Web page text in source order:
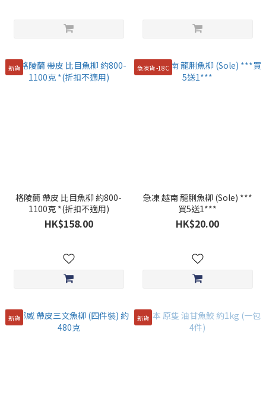
新貨
格陵蘭 帶皮 比目魚柳 約800-
1100克 *(折扣不適用)
HK$158.00
急凍貨 -18C
急凍 越南 龍脷魚柳 (Sole) ***
買5送1***
HK$20.00
新貨 新貨